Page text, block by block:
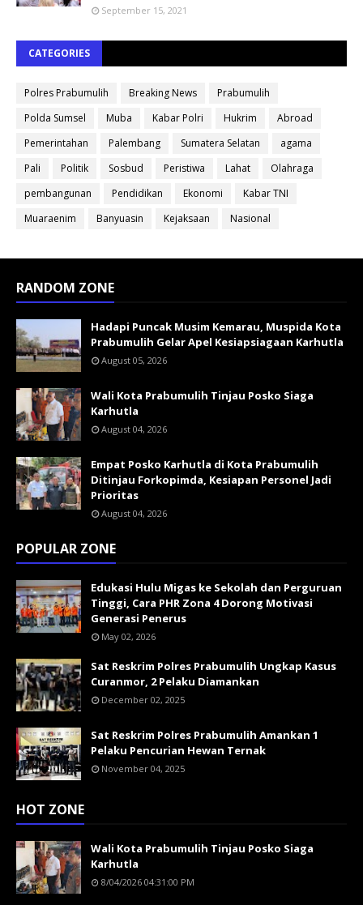
September 15, 2021
CATEGORIES
Polres Prabumulih Breaking News
Prabumulih
Polda Sumsel
Muba Kabar Polri Hukrim
Abroad
Pemerintahan
Palembang Sumatera Selatan
agama
Pali
Politik Sosbud Peristiwa Lahat
Olahraga
pembangunan
Pendidikan Ekonomi
Kabar TNI
Muaraenim
Banyuasin Kejaksaan Nasional
RANDOM ZONE
Hadapi Puncak Musim Kemarau, Muspida Kota
Prabumulih Gelar Apel Kesiapsiagaan Karhutla
August 05, 2026
Wali Kota Prabumulih Tinjau Posko Siaga
Karhutla
August 04, 2026
Empat Posko Karhutla di Kota Prabumulih
Ditinjau Forkopimda, Kesiapan Personel Jadi
Prioritas
August 04, 2026
POPULAR ZONE
Edukasi Hulu Migas ke Sekolah dan Perguruan
Tinggi, Cara PHR Zona 4 Dorong Motivasi
Generasi Penerus
May 02, 2026
Sat Reskrim Polres Prabumulih Ungkap Kasus
Curanmor, 2 Pelaku Diamankan
December 02, 2025
Sat Reskrim Polres Prabumulih Amankan 1
Pelaku Pencurian Hewan Ternak
November 04, 2025
HOT ZONE
Wali Kota Prabumulih Tinjau Posko Siaga
Karhutla
8/04/2026 04:31:00 PM